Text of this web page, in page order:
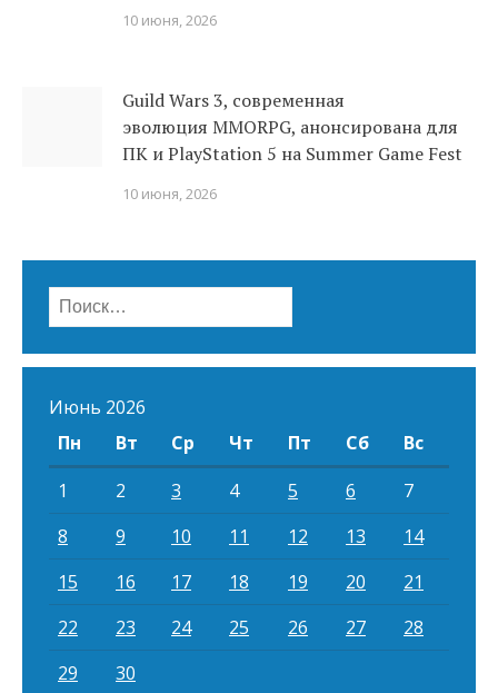
10 июня, 2026
Guild Wars 3, современная
эволюция MMORPG, анонсирована для
ПК и PlayStation 5 на Summer Game Fest
10 июня, 2026
Найти:
Июнь 2026
Пн
Вт Ср Чт Пт Сб
Вс
1
2 3 4 5 6
7
8
9 10 11 12 13
14
15
16 17 18 19 20
21
22
23 24 25 26 27
28
29
30